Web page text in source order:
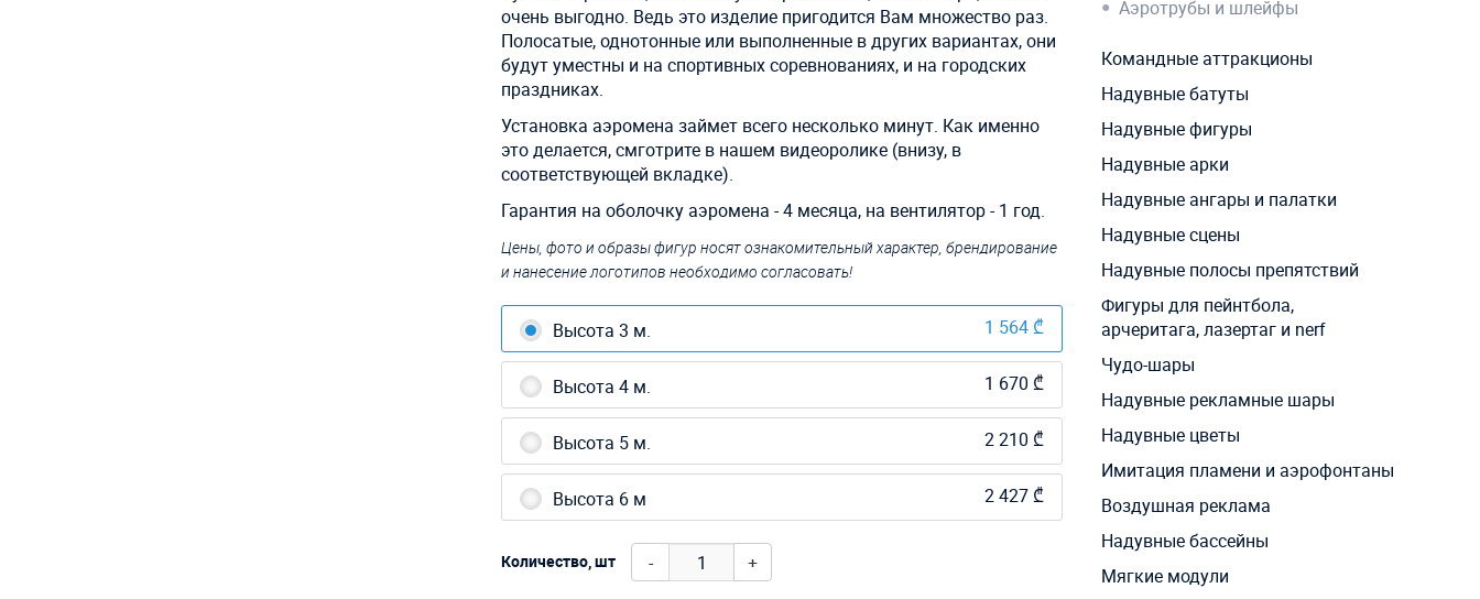
очень выгодно. Ведь это изделие пригодится Вам множество раз.
Полосатые, однотонные или выполненные в других вариантах, они
будут уместны и на спортивных соревнованиях, и на городских
праздниках.
Установка аэромена займет всего несколько минут. Как именно
это делается, смготрите в нашем видеоролике (внизу, в
соответствующей вкладке).
Гарантия на оболочку аэромена - 4 месяца, на вентилятор - 1 год.
Цены, фото и образы фигур носят ознакомительный характер, брендирование
и нанесение логотипов необходимо согласовать!
Высота 3 м. 1 564 ₾
Высота 4 м. 1 670 ₾
Высота 5 м. 2 210 ₾
Высота 6 м 2 427 ₾
Количество, шт - +
Аэротрубы и шлейфы
Командные аттракционы
Надувные батуты
Надувные фигуры
Надувные арки
Надувные ангары и палатки
Надувные сцены
Надувные полосы препятствий
Фигуры для пейнтбола,
арчеритага, лазертаг и nerf
Чудо-шары
Надувные рекламные шары
Надувные цветы
Имитация пламени и аэрофонтаны
Воздушная реклама
Надувные бассейны
Мягкие модули